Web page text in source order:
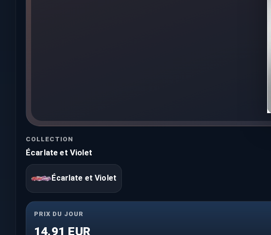
COLLECTION
Écarlate et Violet
Écarlate et Violet
PRIX DU JOUR
14.91 EUR